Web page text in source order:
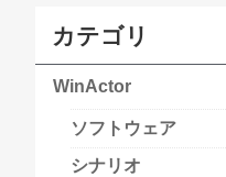
カテゴリ
WinActor
ソフトウェア
シナリオ